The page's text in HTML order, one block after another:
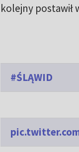
kolejny postawił
#ŚLĄWID